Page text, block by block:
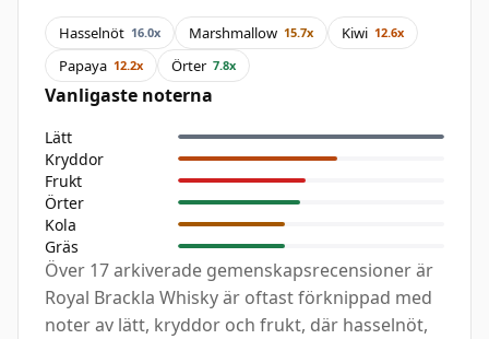
Hasselnöt 16.0x Marshmallow 15.7x Kiwi 12.6x
Papaya 12.2x Örter 7.8x
Vanligaste noterna
Lätt
Kryddor
Frukt
Örter
Kola
Gräs
Över 17 arkiverade gemenskapsrecensioner är
Royal Brackla Whisky är oftast förknippad med
noter av lätt, kryddor och frukt, där hasselnöt,